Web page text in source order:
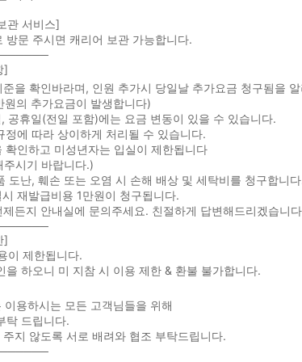
관 서비스]
방문 주시면 캐리어 보관 가능합니다.
]
준을 확인바라며, 인원 추가시 당일날 추가요금 청구됨을
원의 추가요금이 발생합니다)
공휴일(전일 포함)에는 요금 변동이 있을 수 있습니다.
정에 따라 상이하게 처리될 수 있습니다.
확인하고 미성년자는 입실이 제한됩니다
시기 바랍니다.)
도난, 훼손 또는 오염 시 손해 배상 및 세탁비를 청구합니
재발급비용 1만원이 청구됩니다.
든지 안내실에 문의주세요. 친절하게 답변해드리겠습니
]
이 제한됩니다.
을 하오니 미 지참 시 이용 제한 & 환불 불가합니다.
이용하시는 모든 고객님들을 위해
탁 드립니다.
지 않도록 서로 배려와 협조 부탁드립니다.